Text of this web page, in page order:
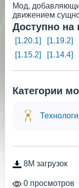
Мод,
движением
Доступно на
[1.20.1] [1.19.2]
[1.15.2]
[1.14.4]
Категории
8M загрузок
0 просмотров